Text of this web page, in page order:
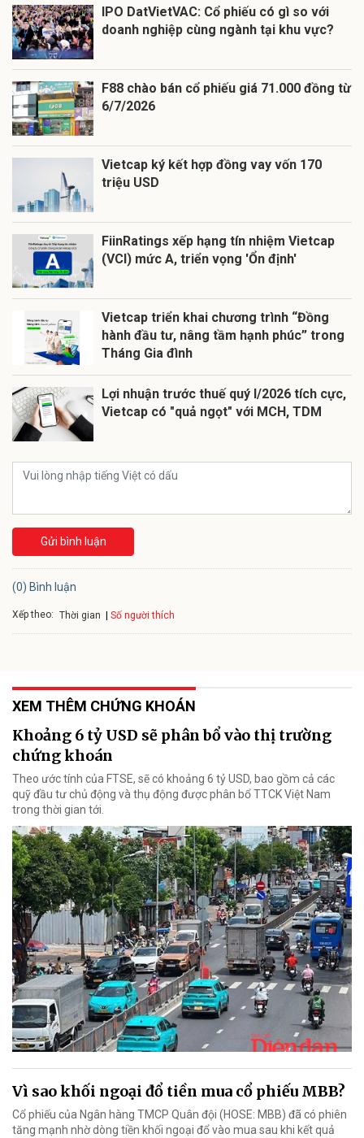
IPO DatVietVAC: Cổ phiếu có gì so với
doanh nghiệp cùng ngành tại khu vực?
F88 chào bán cổ phiếu giá 71.000 đồng từ
6/7/2026
Vietcap ký kết hợp đồng vay vốn 170
triệu USD
FiinRatings xếp hạng tín nhiệm Vietcap
(VCI) mức A, triển vọng 'Ổn định'
Vietcap triển khai chương trình “Đồng
hành đầu tư, nâng tầm hạnh phúc” trong
Tháng Gia đình
Lợi nhuận trước thuế quý I/2026 tích cực,
Vietcap có "quả ngọt" với MCH, TDM
Gửi bình luận
(0) Bình luận
Xếp theo: Thời gian Số người thích
XEM THÊM CHỨNG KHOÁN
Khoảng 6 tỷ USD sẽ phân bổ vào thị trường
chứng khoán
Theo ước tính của FTSE, sẽ có khoảng 6 tỷ USD, bao gồm cả các
quỹ đầu tư chủ động và thụ động được phân bổ TTCK Việt Nam
trong thời gian tới.
Vì sao khối ngoại đổ tiền mua cổ phiếu MBB?
Cổ phiếu của Ngân hàng TMCP Quân đội (HOSE: MBB) đã có phiên
tăng mạnh nhờ dòng tiền khối ngoại đổ vào mua sau khi kết quả